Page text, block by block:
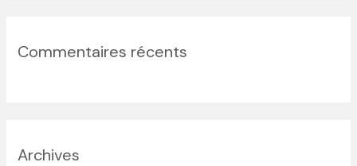
Commentaires récents
Archives